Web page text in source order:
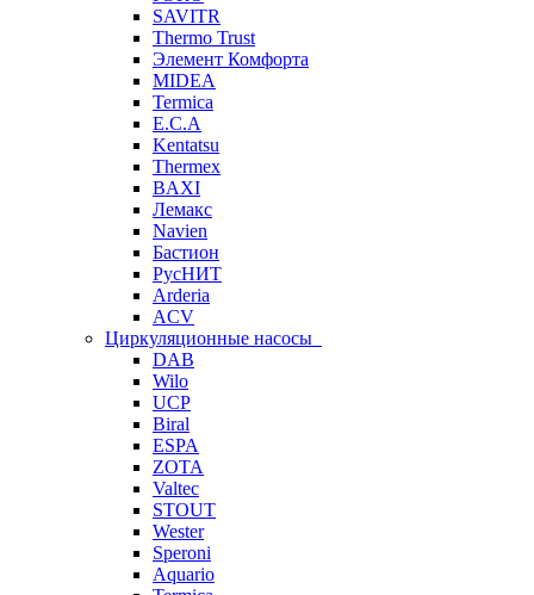
SAVITR
Thermo Trust
Элемент Комфорта
MIDEA
Termica
E.C.A
Kentatsu
Thermex
BAXI
Лемакс
Navien
Бастион
РусНИТ
Arderia
ACV
Циркуляционные насосы
DAB
Wilo
UCP
Biral
ESPA
ZOTA
Valtec
STOUT
Wester
Speroni
Aquario